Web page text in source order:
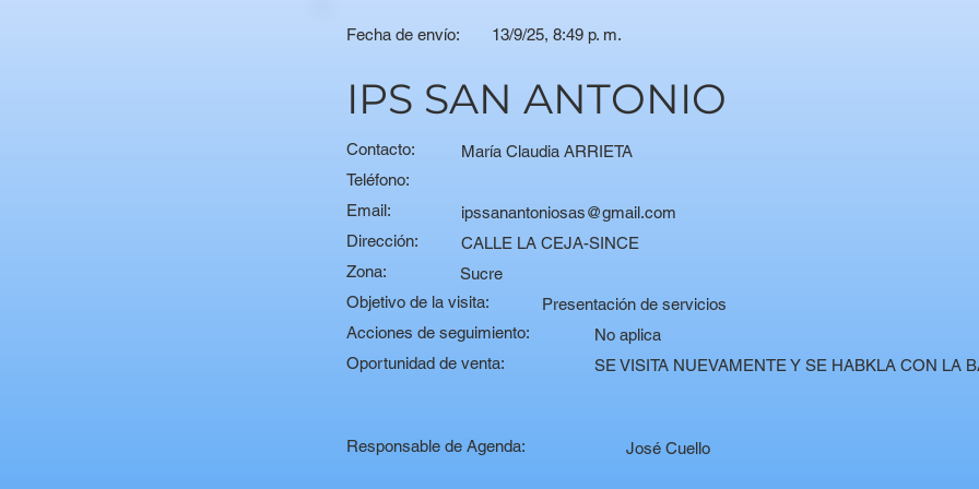
Fecha de envío: 13/9/25, 8:49 p. m.
IPS SAN ANTONIO
Contacto:
María Claudia ARRIETA
Teléfono:
Email:
ipssanantoniosas@gmail.com
Dirección:
CALLE LA CEJA-SINCE
Zona:
Sucre
Objetivo de la visita:
Presentación de servicios
Acciones de seguimiento:
No aplica
Oportunidad de venta:
SE VISITA NUEVAMENTE Y SE HABKLA CON LA
Responsable de Agenda: José Cuello